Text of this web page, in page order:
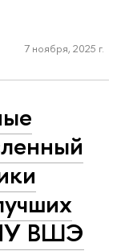
7 ноября, 2025 г.
ВШЭ